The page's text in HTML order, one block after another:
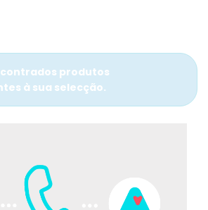
produtos
à sua selecção.